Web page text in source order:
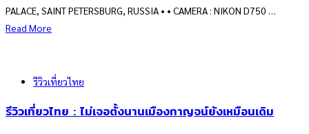
PALACE, SAINT PETERSBURG, RUSSIA • • CAMERA : NIKON D750 …
Read More
รีวิวเที่ยวไทย
รีวิวเที่ยวไทย : ไม่เจอตั้งนานเมืองกาญจน์ยังเหมือนเดิม